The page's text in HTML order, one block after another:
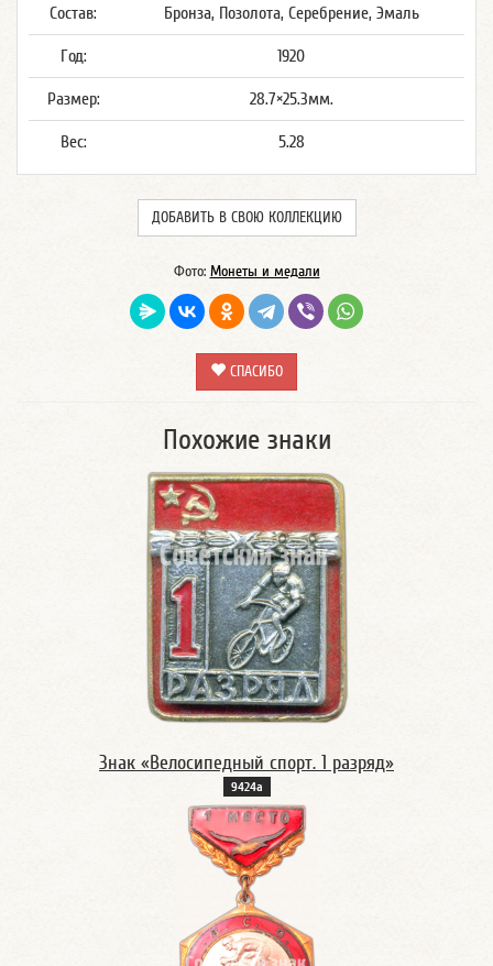
Состав: Бронза, Позолота, Серебрение, Эмаль
Год: 1920
Размер: 28.7×25.3мм.
Вес: 5.28
ДОБАВИТЬ В СВОЮ КОЛЛЕКЦИЮ
Фото: Монеты и медали
СПАСИБО
Похожие знаки
Знак «Велосипедный спорт. 1 разряд»
9424а